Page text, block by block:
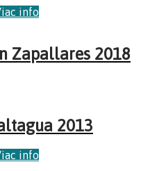
info
Zapallares 2018
2013
info